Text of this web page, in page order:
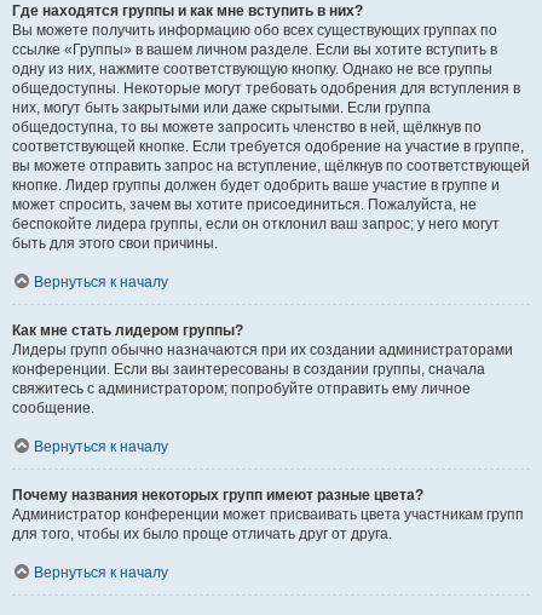
Где находятся группы и как мне вступить в них?
Вы можете получить информацию обо всех существующих группах по
ссылке «Группы» в вашем личном разделе. Если вы хотите вступить в
одну из них, нажмите соответствующую кнопку. Однако не все группы
общедоступны. Некоторые могут требовать одобрения для вступления в
них, могут быть закрытыми или даже скрытыми. Если группа
общедоступна, то вы можете запросить членство в ней, щёлкнув по
соответствующей кнопке. Если требуется одобрение на участие в группе,
вы можете отправить запрос на вступление, щёлкнув по соответствующей
кнопке. Лидер группы должен будет одобрить ваше участие в группе и
может спросить, зачем вы хотите присоединиться. Пожалуйста, не
беспокойте лидера группы, если он отклонил ваш запрос; у него могут
быть для этого свои причины.
Вернуться к началу
Как мне стать лидером группы?
Лидеры групп обычно назначаются при их создании администраторами
конференции. Если вы заинтересованы в создании группы, сначала
свяжитесь с администратором; попробуйте отправить ему личное
сообщение.
Вернуться к началу
Почему названия некоторых групп имеют разные цвета?
Администратор конференции может присваивать цвета участникам групп
для того, чтобы их было проще отличать друг от друга.
Вернуться к началу